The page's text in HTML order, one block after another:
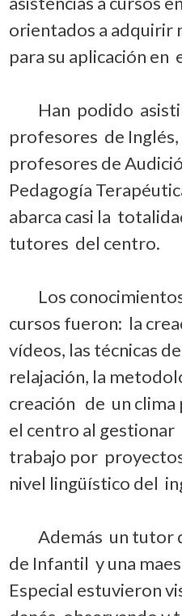
orientados a adquirir
para su aplicación en
Han podido asistir
profesores de
profesores de
Pedagogía
abarca casi la
tutores del centro.
Los
cursos fueron: la
vídeos, las técnicas
relajación, la
creación de un clima
el centro al gestionar
trabajo por
nivel lingüístico del
Además un tutor
de Infantil y una
Especial estuvieron